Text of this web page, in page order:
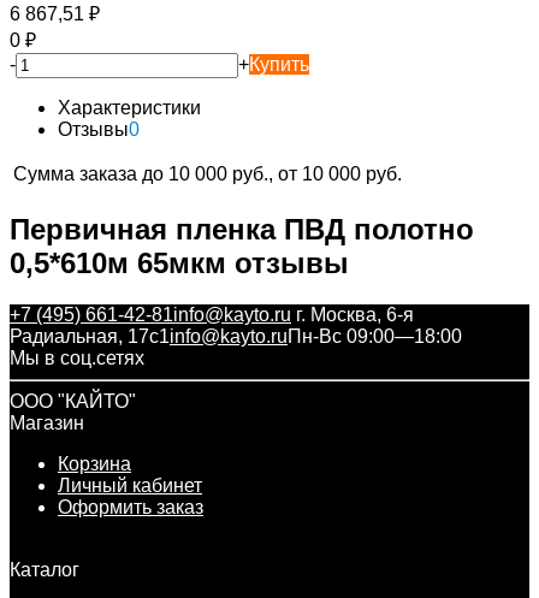
6 867,51 ₽
0 ₽
-
+Купить
Характеристики
Отзывы0
Сумма заказа до 10 000 руб., от 10 000 руб.
Первичная пленка ПВД полотно
0,5*610м 65мкм отзывы
+7 (495) 661-42-81info@kayto.ru г. Москва, 6-я
Радиальная, 17с1info@kayto.ruПн-Вс 09:00—18:00
Мы в соц.сетях
ООО "КАЙТО"
Магазин
Корзина
Личный кабинет
Оформить заказ
Каталог